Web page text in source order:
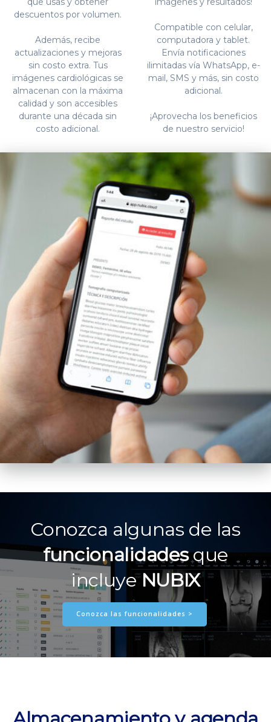
descuentos por volumen.
Además, recibe
actualizaciones y mejoras
sin costo extra. Tus
imágenes cardiológicas se
almacenan con la máxima
calidad y son accesibles
durante una década sin
costo adicional.
Compatible con celular,
computadora y tablet.
Envía notificaciones
ilimitadas vía WhatsApp, e-
mail, SMS y más, sin costo
adicional.
¡Aprovecha los beneficios
de nuestro servicio!
Conozca algunas de las
funcionalidadesque
incluyeNUBIX
Conozca las funcionalidades >